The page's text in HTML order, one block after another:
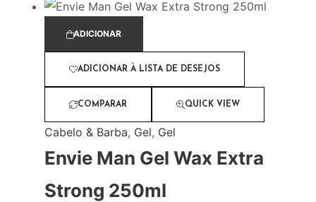
ADICIONAR
ADICIONAR À LISTA DE DESEJOS
COMPARAR QUICK VIEW
Cabelo & Barba, Gel, Gel
Envie Man Gel Wax Extra
Strong 250ml